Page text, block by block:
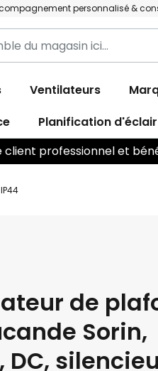
personnalisé &
Ventilateurs
Planification
professionnel et
de
Sorin,
DC,